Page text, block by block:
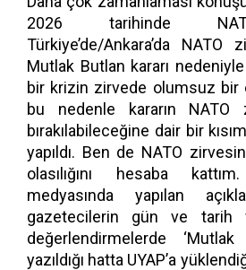
2026 tarihinde
Türkiye’de/Ankara’da NATO
Mutlak Butlan kararı
bir krizin zirvede olumsuz bir
bu nedenle kararın NATO
bırakılabileceğine dair bir
yapıldı. Ben de NATO
olasılığını hesaba
medyasında yapılan
gazetecilerin gün ve tarih
değerlendirmelerde ‘Mutlak
yazıldığı hatta UYAP’a